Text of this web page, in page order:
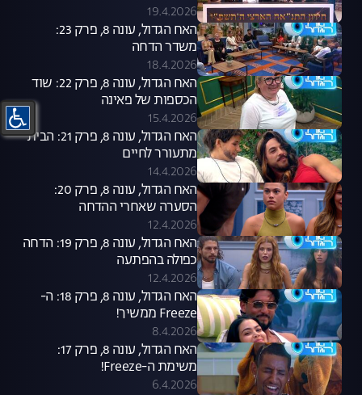
19.4.2026
האח הגדול, עונה 8, פרק 23:
משדר הדחה
18.4.2026
האח הגדול, עונה 8, פרק 22: שוד
הכספות של פאינה
15.4.2026
האח הגדול, עונה 8, פרק 21: הבית
מתעורר לחיים
14.4.2026
האח הגדול, עונה 8, פרק 20:
הסערה שאחרי ההדחה
12.4.2026
האח הגדול, עונה 8, פרק 19: הדחה
כפולה בהפתעה
12.4.2026
האח הגדול, עונה 8, פרק 18: ה-
Freeze ממשיך!
8.4.2026
האח הגדול, עונה 8, פרק 17:
משימת ה-Freeze!
6.4.2026